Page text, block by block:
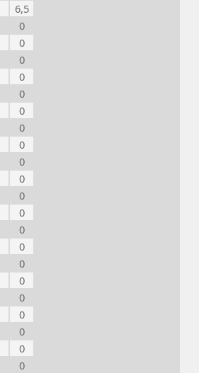
6,5
0
0
0
0
0
0
0
0
0
0
0
0
0
0
0
0
0
0
0
0
0